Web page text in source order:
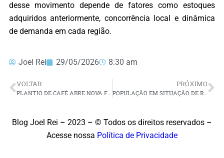
desse movimento depende de fatores como estoques
adquiridos anteriormente, concorrência local e dinâmica
de demanda em cada região.
Joel Rei 29/05/2026 8:30 am
VOLTAR
PLANTIO DE CAFÉ ABRE NOVA FRONTEIRA AGRÍCOLA EM SEIS MUNICÍPIOS DO RN
PRÓXIMO
POPULAÇÃO EM SITUAÇÃO DE RUA PASSA DE 388 MIL EM MAIO NO BRASIL
Blog Joel Rei – 2023 – © Todos os direitos reservados –
Acesse nossa Política de Privacidade